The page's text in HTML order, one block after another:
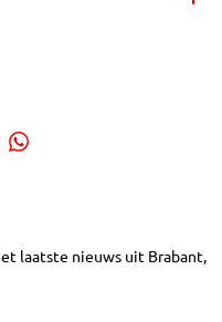
laatste nieuws uit Brabant,